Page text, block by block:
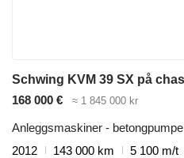
168 000 € ≈ 1 845 000 kr
Anleggsmaskiner - betongpumpe
2012
143 000 km
5 100 m/t